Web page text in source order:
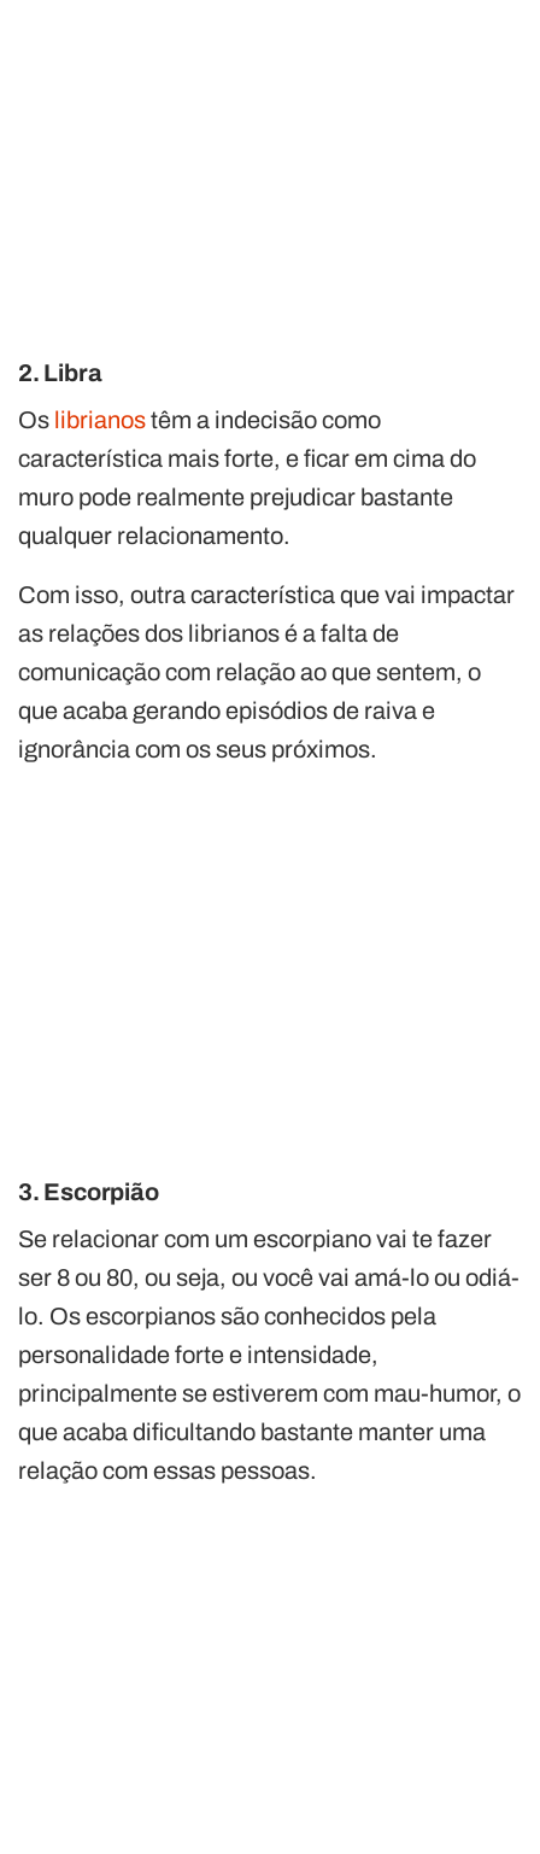
2. Libra
Os librianostêm a indecisão como
característica mais forte, e ficar em cima do
muro pode realmente prejudicar bastante
qualquer relacionamento.
Com isso, outra característica que vai impactar
as relações dos librianos é a falta de
comunicação com relação ao que sentem, o
que acaba gerando episódios de raiva e
ignorância com os seus próximos.
3. Escorpião
Se relacionar com um escorpiano vai te fazer
ser 8 ou 80, ou seja, ou você vai amá-lo ou odiá-
lo. Os escorpianos são conhecidos pela
personalidade forte e intensidade,
principalmente se estiverem com mau-humor, o
que acaba dificultando bastante manter uma
relação com essas pessoas.